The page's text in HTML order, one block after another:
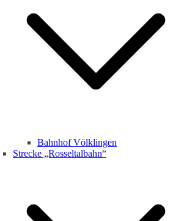
Bahnhof Völklingen
Strecke „Rosseltalbahn“